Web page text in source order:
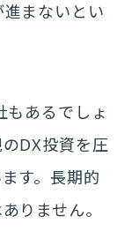
まないとい
もあるでしょ
DX投資を圧
す。長期的
りません。